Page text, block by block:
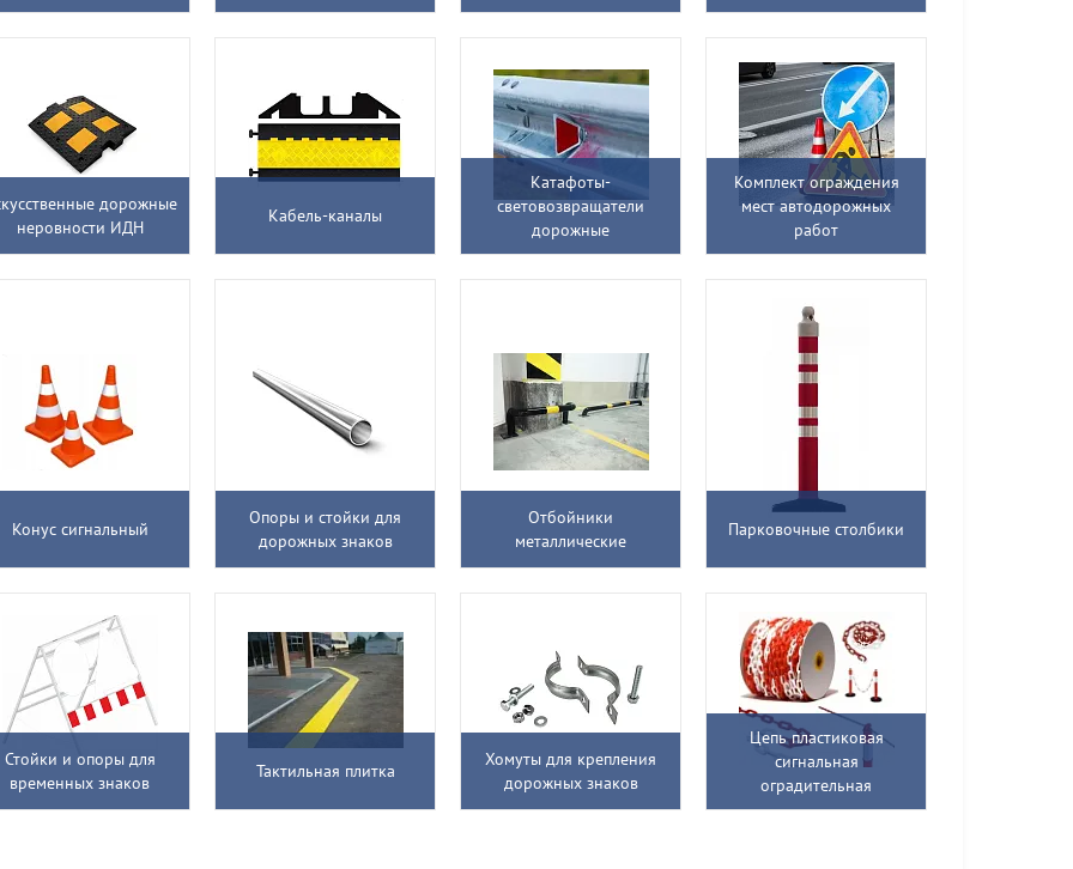
дорожные
неровности ИДН
Кабель-каналы
Катафоты-
световозвращатели
дорожные
Комплект ограждения
мест автодорожных
работ
Конус сигнальный
Опоры и стойки для
дорожных знаков
Отбойники
металлические
Парковочные столбики
Стойки и опоры для
временных знаков
Тактильная плитка
Хомуты для крепления
дорожных знаков
Цепь пластиковая
сигнальная
оградительная